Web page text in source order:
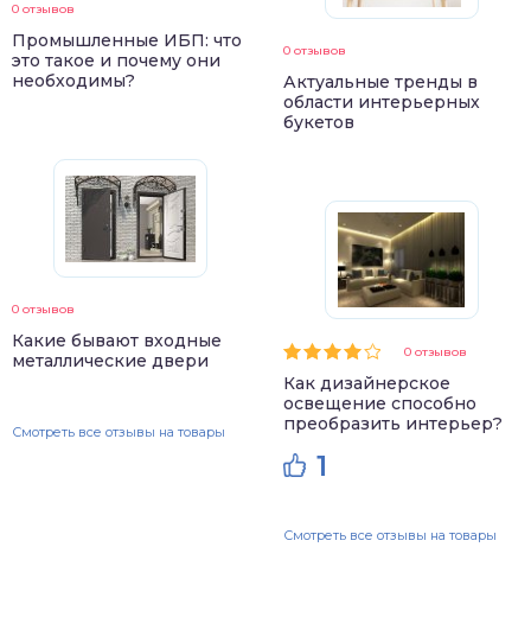
0 отзывов
Промышленные ИБП: что
это такое и почему они
необходимы?
0 отзывов
Какие бывают входные
металлические двери
Смотреть все отзывы на товары
0 отзывов
Актуальные тренды в
области интерьерных
букетов
0 отзывов
Как дизайнерское
освещение способно
преобразить интерьер?
1
Смотреть все отзывы на товары